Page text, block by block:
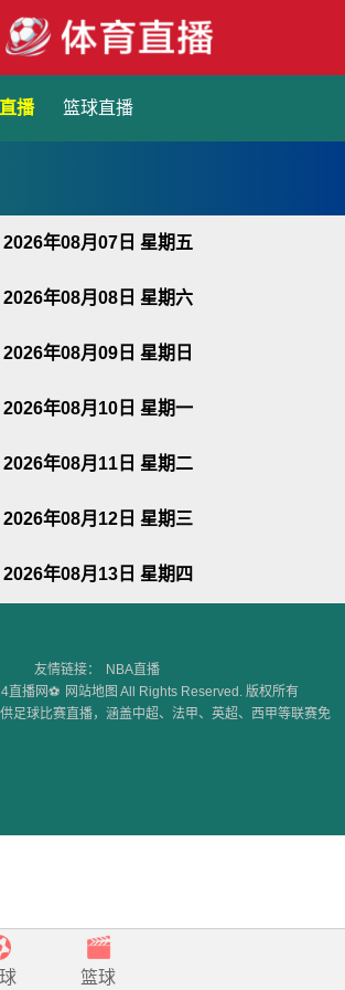
播 篮球直播
2026年08月07日 星期五
2026年08月08日 星期六
2026年08月09日 星期日
2026年08月10日 星期一
2026年08月11日 星期二
2026年08月12日 星期三
2026年08月13日 星期四
友情链接：
NBA直播
直播网⚽ 网站地图 All Rights Reserved. 版权所有
足球比赛直播，涵盖中超、法甲、英超、西甲等联赛免
篮球